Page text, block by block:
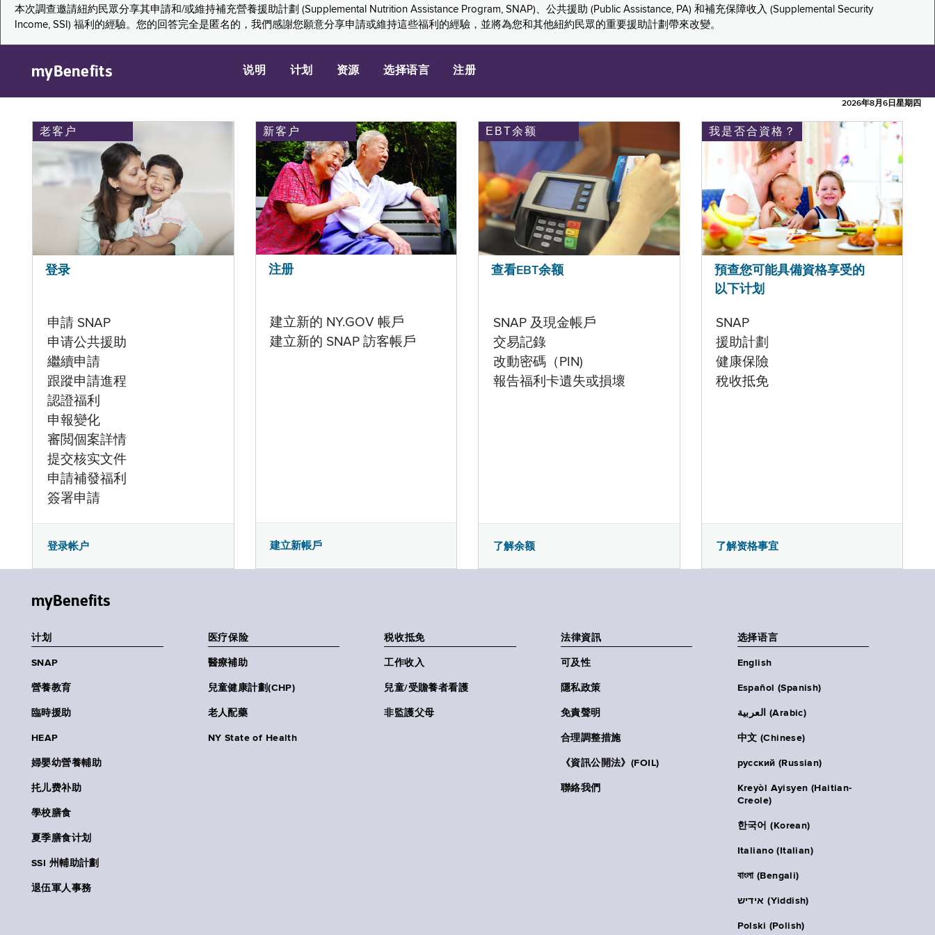
本次調查邀請紐約民眾分享其申請和/或維持補充營養援助計劃 (Supplemental Nutrition Assistance Program, SNAP)、公共援助 (Public Assistance, PA) 和補充保障收入 (Supplemental Security
Income, SSI) 福利的經驗。您的回答完全是匿名的，我們感謝您願意分享申請或維持這些福利的經驗，並將為您和其他紐約民眾的重要援助計劃帶來改變。
myBenefits 说明 计划 资源 选择语言 注册
2026年8月6日星期四
老客户
登录
申請 SNAP
申请公共援助
繼續申請
跟蹤申請進程
認證福利
申報變化
審閲個案詳情
提交核实文件
申請補發福利
簽署申請
登录帐户
新客户
注册
建立新的 NY.GOV 帳戶
建立新的 SNAP 訪客帳戶
建立新帳戶
EBT余额
查看EBT余额
SNAP 及現金帳戶
交易記錄
改動密碼（PIN)
報告福利卡遺失或損壞
了解余额
我是否合資格？
預查您可能具備資格享受的
以下计划
SNAP
援助計劃
健康保險
稅收抵免
了解资格事宜
myBenefits
计划
SNAP
營養教育
臨時援助
HEAP
婦嬰幼營養輔助
扥儿费补助
學校膳食
夏季膳食计划
SSI 州輔助計劃
退伍軍人事務
医疗保险
醫療補助
兒童健康計劃(CHP)
老人配藥
NY State of Health
税收抵免
工作收入
兒童/受贍養者看護
非監護父母
法律資訊
可及性
隱私政策
免責聲明
合理調整措施
《資訊公開法》(FOIL)
聯絡我們
选择语言
English
Español (Spanish)
العربية (Arabic)
中文 (Chinese)
русский (Russian)
Kreyòl Ayisyen (Haitian-
Creole)
한국어 (Korean)
Italiano (Italian)
বাংলা (Bengali)
אידיש (Yiddish)
Polski (Polish)